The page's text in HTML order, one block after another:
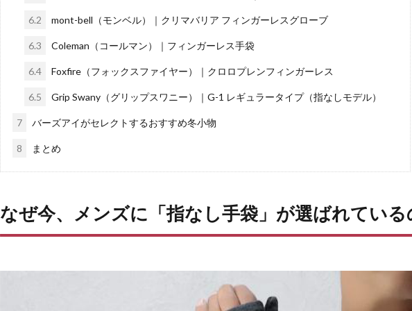
6.2 mont-bell（モンベル）｜クリマバリア フィンガーレスグローブ
6.3 Coleman（コールマン）｜フィンガーレス手袋
6.4 Foxfire（フォックスファイヤー）｜クロロプレンフィンガーレス
6.5 Grip Swany（グリップスワニー）｜G-1 レギュラータイプ（指なしモデル）
7 バーズアイがセレクトするおすすめ冬小物
8 まとめ
なぜ今、メンズに「指なし手袋」が選ばれている